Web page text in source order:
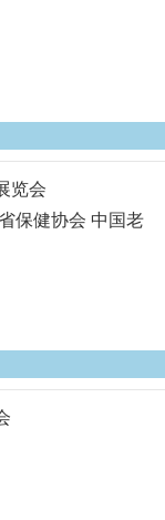
览会
保健协会 中国老